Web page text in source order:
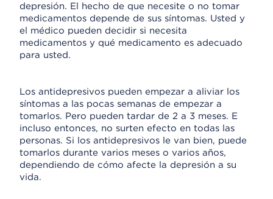
depresión. El hecho de que necesite o no tomar
medicamentos depende de sus síntomas. Usted y
el médico pueden decidir si necesita
medicamentos y qué medicamento es adecuado
para usted.
Los antidepresivos pueden empezar a aliviar los
síntomas a las pocas semanas de empezar a
tomarlos. Pero pueden tardar de 2 a 3 meses. E
incluso entonces, no surten efecto en todas las
personas. Si los antidepresivos le van bien, puede
tomarlos durante varios meses o varios años,
dependiendo de cómo afecte la depresión a su
vida.